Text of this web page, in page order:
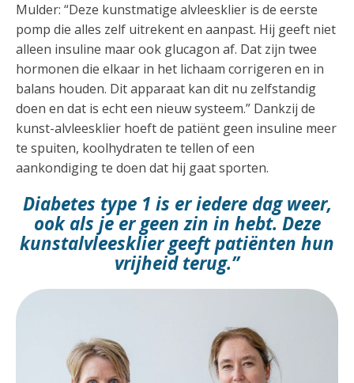
Mulder: “Deze kunstmatige alvleesklier is de eerste
pomp die alles zelf uitrekent en aanpast. Hij geeft niet
alleen insuline maar ook glucagon af. Dat zijn twee
hormonen die elkaar in het lichaam corrigeren en in
balans houden. Dit apparaat kan dit nu zelfstandig
doen en dat is echt een nieuw systeem.” Dankzij de
kunst-alvleesklier hoeft de patiënt geen insuline meer
te spuiten, koolhydraten te tellen of een
aankondiging te doen dat hij gaat sporten.
Diabetes type 1 is er iedere dag weer,
ook als je er geen zin in hebt. Deze
kunstalvleesklier geeft patiënten hun
vrijheid terug.”